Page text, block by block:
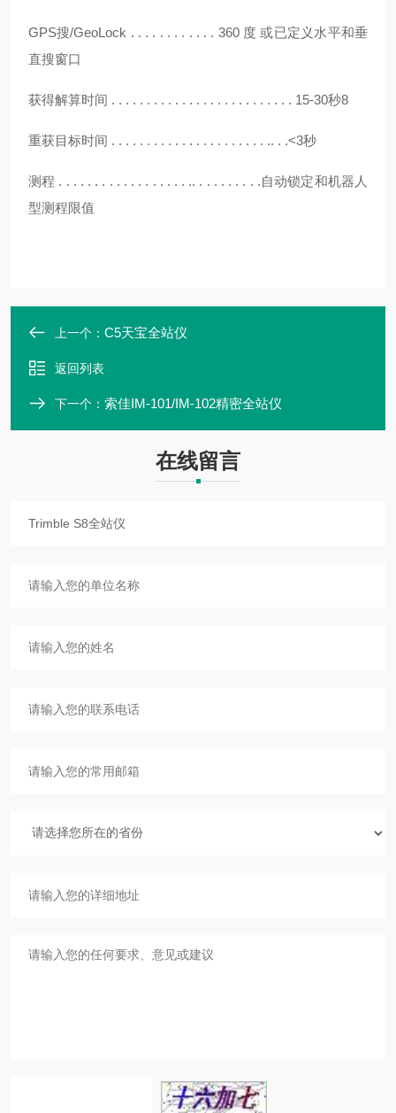
GPS搜/GeoLock . . . . . . . . . . . . 360 度 或已定义水平和垂
直搜窗口
获得解算时间 . . . . . . . . . . . . . . . . . . . . . . . . . . 15-30秒8
重获目标时间 . . . . . . . . . . . . . . . . . . . . . . .. . .<3秒
测程 . . . . . . . . . . . . . . . . . . .. . . . . . . . . .自动锁定和机器人
型测程限值
上一个： C5天宝全站仪
返回列表
下一个： 索佳IM-101/IM-102精密全站仪
在线留言